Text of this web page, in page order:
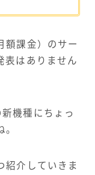
額課金）のサー
表はありません
機種にちょっ
紹介していきま